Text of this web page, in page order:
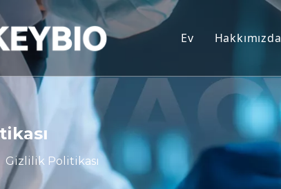
Ev Hakkımızda
Gizlilik Politikası